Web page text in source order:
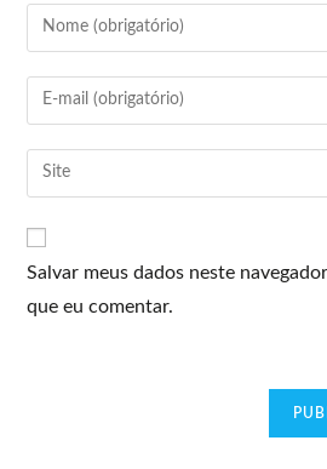
Salvar meus dados neste
que eu comentar.